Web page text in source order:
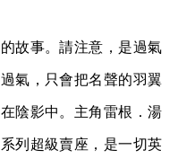
故事。請注意，是過氣
氣，只會把名聲的羽翼
陰影中。主角雷根．湯
列超級賣座，是一切英